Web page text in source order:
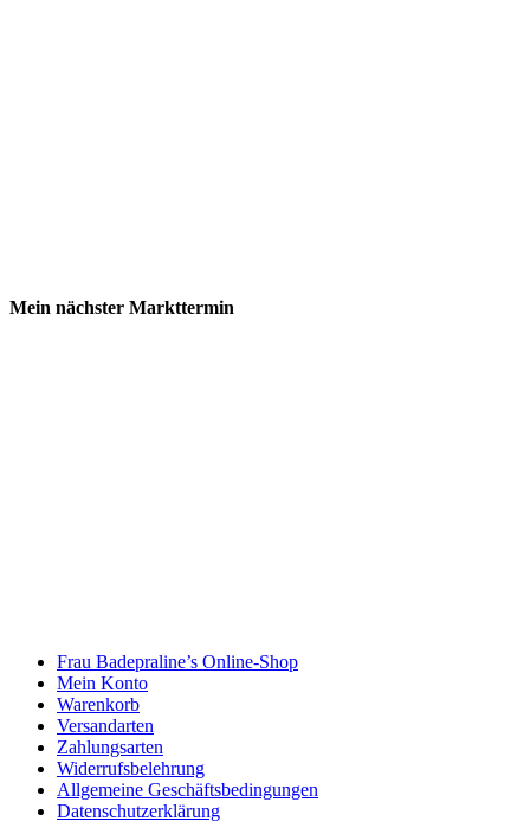
Mein nächster Markttermin
Frau Badepraline’s Online-Shop
Mein Konto
Warenkorb
Versandarten
Zahlungsarten
Widerrufsbelehrung
Allgemeine Geschäftsbedingungen
Datenschutzerklärung